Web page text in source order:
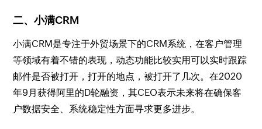
二、小满CRM
小满CRM是专注于外贸场景下的CRM系统，在客户管理
等领域有着不错的表现，动态功能比较实用可以实时跟踪
邮件是否被打开，打开的地点，被打开了几次。在2020
年9月获得阿里的D轮融资，其CEO表示未来将在确保客
户数据安全、系统稳定性方面寻求更多进步。